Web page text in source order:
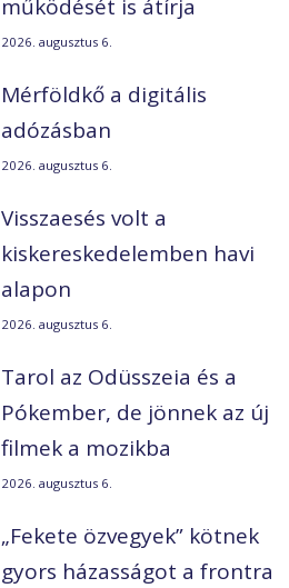
működését is átírja
2026. augusztus 6.
Mérföldkő a digitális
adózásban
2026. augusztus 6.
Visszaesés volt a
kiskereskedelemben havi
alapon
2026. augusztus 6.
Tarol az Odüsszeia és a
Pókember, de jönnek az új
filmek a mozikba
2026. augusztus 6.
„Fekete özvegyek” kötnek
gyors házasságot a frontra